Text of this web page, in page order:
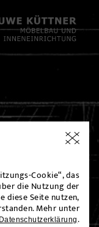
Cookie“, das
die Nutzung der
diese Seite nutzen,
Mehr unter
Datenschutzerklärung.